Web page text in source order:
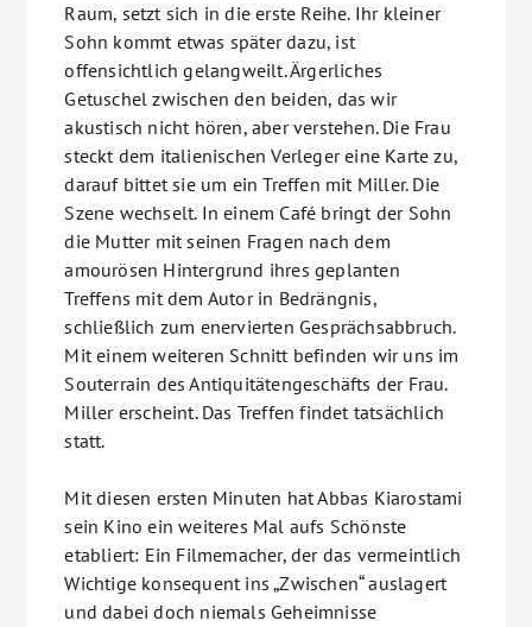
Raum, setzt sich in die erste Reihe. Ihr kleiner
Sohn kommt etwas später dazu, ist
offensichtlich gelangweilt. Ärgerliches
Getuschel zwischen den beiden, das wir
akustisch nicht hören, aber verstehen. Die Frau
steckt dem italienischen Verleger eine Karte zu,
darauf bittet sie um ein Treffen mit Miller. Die
Szene wechselt. In einem Café bringt der Sohn
die Mutter mit seinen Fragen nach dem
amourösen Hintergrund ihres geplanten
Treffens mit dem Autor in Bedrängnis,
schließlich zum enervierten Gesprächsabbruch.
Mit einem weiteren Schnitt befinden wir uns im
Souterrain des Antiquitätengeschäfts der Frau.
Miller erscheint. Das Treffen findet tatsächlich
statt.
Mit diesen ersten Minuten hat Abbas Kiarostami
sein Kino ein weiteres Mal aufs Schönste
etabliert: Ein Filmemacher, der das vermeintlich
Wichtige konsequent ins „Zwischen“ auslagert
und dabei doch niemals Geheimnisse